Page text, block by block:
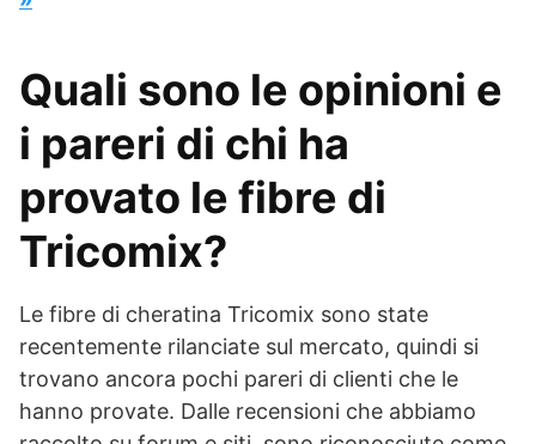
Quali sono le opinioni e
i pareri di chi ha
provato le fibre di
Tricomix?
Le fibre di cheratina Tricomix sono state
recentemente rilanciate sul mercato, quindi si
trovano ancora pochi pareri di clienti che le
hanno provate. Dalle recensioni che abbiamo